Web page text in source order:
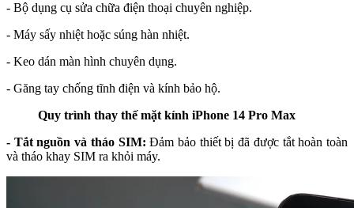
- Bộ dụng cụ sửa chữa điện thoại chuyên nghiệp.
- Máy sấy nhiệt hoặc súng hàn nhiệt.
- Keo dán màn hình chuyên dụng.
- Găng tay chống tĩnh điện và kính bảo hộ.
Quy trình thay thế mặt kính iPhone 14 Pro Max
- Tắt nguồn và tháo SIM: Đảm bảo thiết bị đã được tắt hoàn toàn
và tháo khay SIM ra khỏi máy.